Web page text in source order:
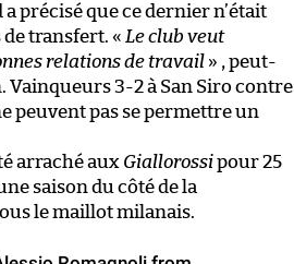
précisé que ce dernier n’était
transfert. « Le club veut
relations de travail » , peut-
Vainqueurs 3-2 à San Siro contre
peuvent pas se permettre un
arraché aux Giallorossipour 25
saison du côté de la
le maillot milanais.